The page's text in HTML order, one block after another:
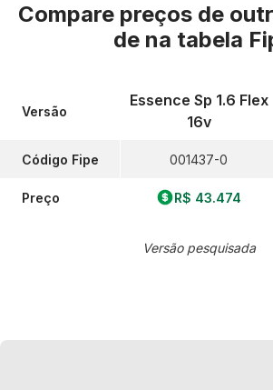
Compare preços de
de na tabela
Versão
Código Fipe
Preço
Essence Sp 1.6 Flex
16v
001437-0
R$ 43.474
Versão pesquisada